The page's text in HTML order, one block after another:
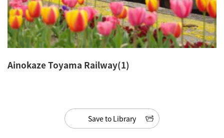
Ainokaze Toyama Railway(1)
Save to Library